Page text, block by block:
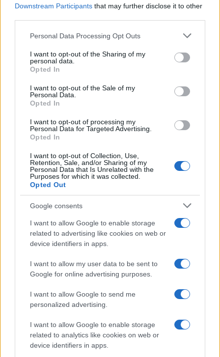
Downstream Participants that may further disclose it to other
Please note that this website/app uses one or more Google
not limited to your visit or usage behaviour. You may click to
grant or deny consent to Google and its third-party tags to
use your data for below specified purposes in below Google
consent section.
Personal Data Processing Opt Outs
I want to opt-out of the Sharing of my
personal data.
Opted In
I want to opt-out of the Sale of my
Personal Data.
Opted In
I want to opt-out of processing my
Personal Data for Targeted Advertising.
Opted In
I want to opt-out of Collection, Use,
Retention, Sale, and/or Sharing of my
Personal Data that Is Unrelated with the
Purposes for which it was collected.
Opted Out
Google consents
I want to allow Google to enable storage
related to advertising like cookies on web or
device identifiers in apps.
I want to allow my user data to be sent to
Google for online advertising purposes.
I want to allow Google to send me
personalized advertising.
I want to allow Google to enable storage
related to analytics like cookies on web or
device identifiers in apps.
Continua a leggere
Don Antonio Mazzi: l’ultimo saluto a Milano tra
Marco Tessari · 3 Ago 2026